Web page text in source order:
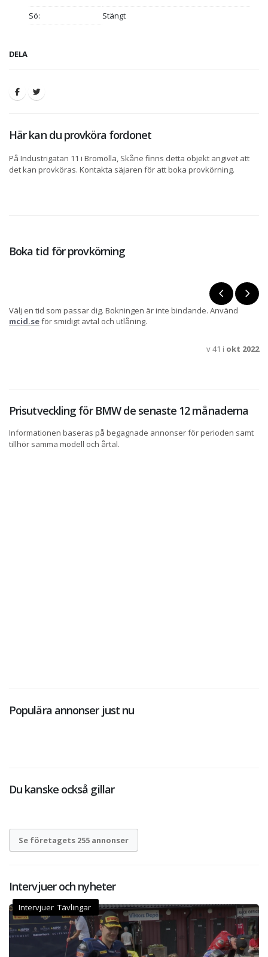
Sö:
Stängt
DELA
Här kan du provköra fordonet
På Industrigatan 11 i Bromölla, Skåne finns detta objekt angivet att
det kan provköras. Kontakta säjaren för att boka provkörning.
Boka tid för provkörning
Välj en tid som passar dig. Bokningen är inte bindande. Använd
mcid.seför smidigt avtal och utlåning.
v 41 i okt 2022
Prisutveckling för BMW de senaste 12 månaderna
Informationen baseras på begagnade annonser för perioden samt
tillhör samma modell och årtal.
Populära annonser just nu
Du kanske också gillar
Se företagets 255 annonser
Intervjuer och nyheter
Intervjuer Tävlingar